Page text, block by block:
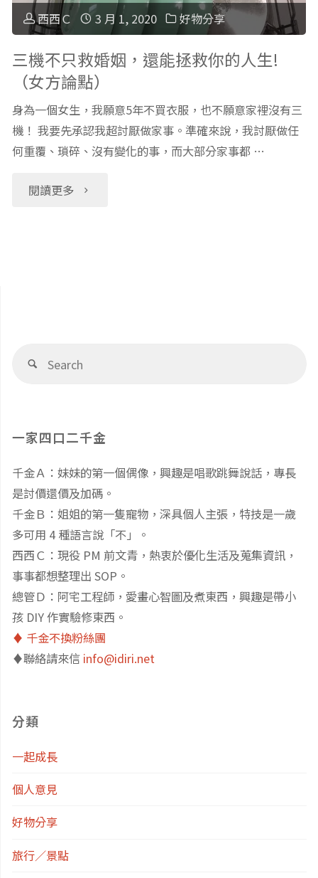
物
薦"
掃
機
器
人
(iRobot
西西Ｃ 3 月 1, 2020 好物分享
三機不只救婚姻，還能拯救你的人生!
（女方論點）
身為一個女生，我願意5年不買衣服，也不願意家裡沒有三
機！ 我要先承認我超討厭做家事。準確來說，我討厭做任
何重覆、瑣碎、沒有變化的事，而大部分家事都 …
閱讀更多
"三
婚
還
拯
救
你
的
人
生!
Search
一家四口二千金
千金Ａ：妹妹的第一個偶像，興趣是唱歌跳舞說話，專長
是討價還價及加碼。
千金Ｂ：姐姐的第一隻寵物，深具個人主張，特技是一歲
多可用 4 種語言說「不」。
西西Ｃ：現役 PM 前文青，熱衷於優化生活及蒐集資訊，
事事都想整理出 SOP。
總管Ｄ：阿宅工程師，愛畫心智圖及煮東西，興趣是帶小
孩 DIY 作實驗修東西。
♦️ 千金不換粉絲團
♦️聯絡請來信 info@idiri.net
分類
一起成長
個人意見
好物分享
旅行／景點